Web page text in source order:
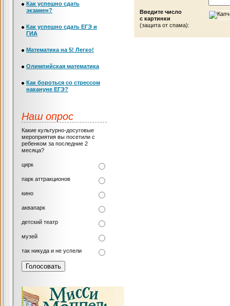
Введите число
с картинки
(защита от спама):
Как успешно сдать
экзамен?
Как успешно сдать ЕГЭ и
ГИА
Математика на 5! Легко!
Олимпийская математика
Как бороться со стрессом
накануне ЕГЭ?
Наш опрос
Какие культурно-досуговые
мероприятия вы посетили с
ребенком за последние 2
месяца?
цирк
парк аттракционов
кино
аквапарк
детский театр
музей
так никуда и не успели